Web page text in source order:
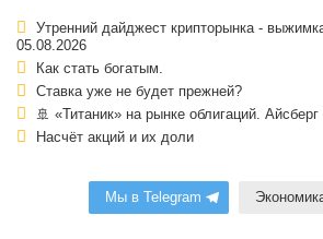
Утренний дайджест крипторынка -
05.08.2026
Как стать богатым.
Ставка уже не будет прежней?
🚢 «Титаник» на рынке облигаций.
Насчёт акций и их доли
Мы в Telegram